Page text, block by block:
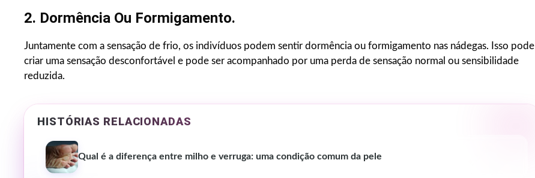
2. Dormência Ou Formigamento.
Juntamente com a sensação de frio, os indivíduos podem sentir dormência ou formigamento nas nádegas. Isso pode
criar uma sensação desconfortável e pode ser acompanhado por uma perda de sensação normal ou sensibilidade
reduzida.
HISTÓRIAS RELACIONADAS
Qual é a diferença entre milho e verruga: uma condição comum da pele